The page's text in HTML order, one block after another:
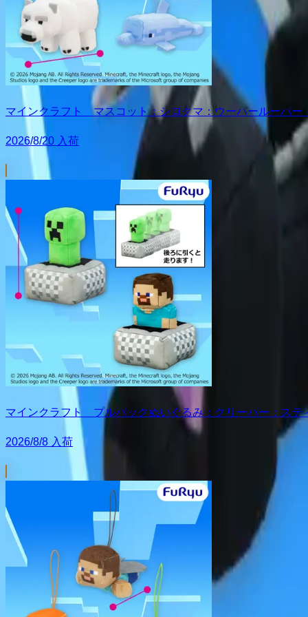
マインクラフト マスコット：シロクマ：ウーパールーパー
2026/8/20 入荷
マインクラフト プルバックぬいぐるみ：クリーパー：ステ
2026/8/8 入荷